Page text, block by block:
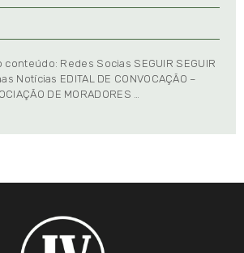
Redes Socias SEGUIR SEGUIR
Notícias EDITAL DE CONVOCAÇÃO –
DE MORADORES …